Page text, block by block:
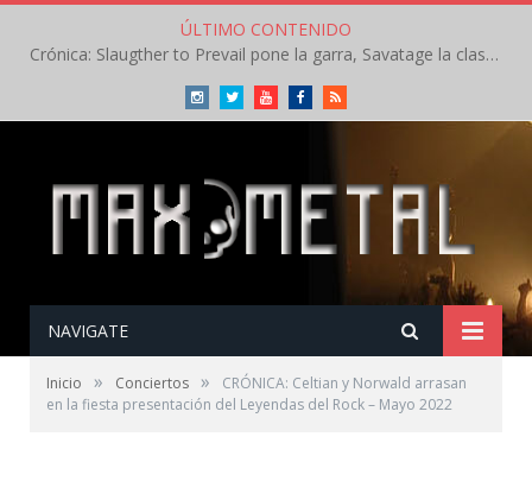
ÚLTIMO CONTENIDO
Crónica: Slaugther to Prevail pone la garra, Savatage la clase en la apertura del Leyendas del Rock – Miércoles – Agosto 2026
InstagramTwitterYoutubeFacebookRSS
NAVIGATE
Inicio » Conciertos »
CRÓNICA: Celtian y Norwald arrasan
en la fiesta presentación del Leyendas del Rock – Mayo 2022